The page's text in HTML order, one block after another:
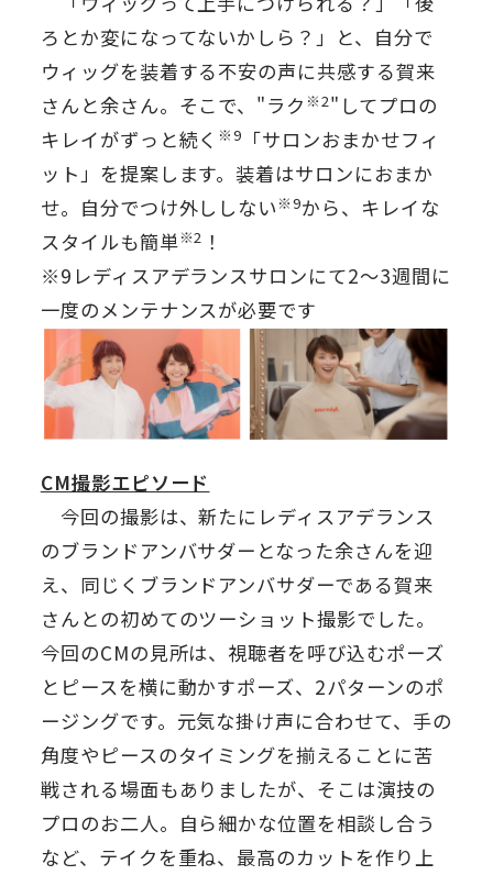
ろとか変になってないかしら？」と、自分で
ウィッグを装着する不安の声に共感する賀来
さんと余さん。そこで、"ラク ※2"してプロの
キレイがずっと続く ※9
「サロンおまかせフィ
ット」を提案します。装着はサロンにおまか
せ。自分でつけ外ししない ※9から、キレイな
スタイルも簡単※2 ！
※9レディスアデランスサロンにて2～3週間に
一度のメンテナンスが必要です
CM撮影エピソード
今回の撮影は、新たにレディスアデランス
のブランドアンバサダーとなった余さんを迎
え、同じくブランドアンバサダーである賀来
さんとの初めてのツーショット撮影でした。
今回のCMの見所は、視聴者を呼び込むポーズ
とピースを横に動かすポーズ、2パターンのポ
ージングです。元気な掛け声に合わせて、手の
角度やピースのタイミングを揃えることに苦
戦される場面もありましたが、そこは演技の
プロのお二人。自ら細かな位置を相談し合う
など、テイクを重ね、最高のカットを作り上